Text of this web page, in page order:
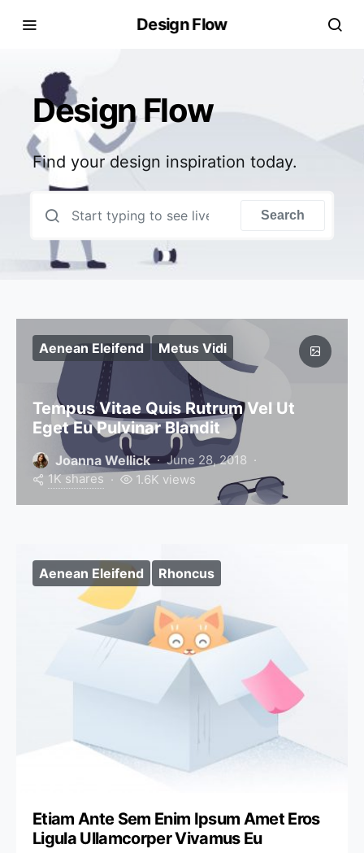
Design Flow
Design Flow
Find your design inspiration today.
Search
Aenean Eleifend Metus Vidi
Tempus Vitae Quis Rutrum Vel Ut
Eget Eu Pulvinar Blandit
Joanna Wellick
June 28, 2018
1K shares
1.6K views
Aenean Eleifend Rhoncus
Etiam Ante Sem Enim Ipsum Amet Eros
Ligula Ullamcorper Vivamus Eu